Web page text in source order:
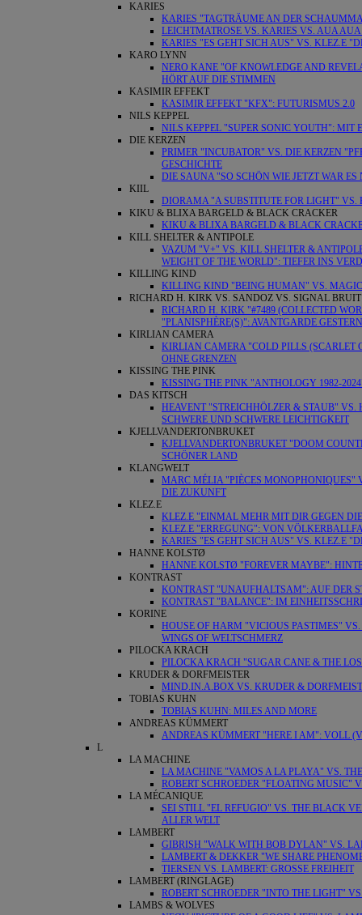
KARIES
KARIES "TAGTRÄUME AN DER
LEICHTMATROSE VS. KARIES VS. AUA
KARIES "ES GEHT SICH AUS" VS. KLEZ.E
KARO LYNN
NERO KANE "OF KNOWLEDGE AND
HÖRT AUF DIE STIMMEN
KASIMIR EFFEKT
KASIMIR EFFEKT "KFX": FUTURISMUS 2.0
NILS KEPPEL
NILS KEPPEL "SUPER SONIC YOUTH": MIT
DIE KERZEN
PRIMER "INCUBATOR" VS. DIE KERZEN
GESCHICHTE
DIE SAUNA "SO SCHÖN WIE JETZT WAR
KIIL
DIORAMA "A SUBSTITUTE FOR LIGHT"
KIKU & BLIXA BARGELD & BLACK CRACKER
KIKU & BLIXA BARGELD & BLACK
KILL SHELTER & ANTIPOLE
VAZUM "V+" VS. KILL SHELTER &
WEIGHT OF THE WORLD": TIEFER INS
KILLING KIND
KILLING KIND "BEING HUMAN" VS. MAGIC
RICHARD H. KIRK VS. SANDOZ VS. SIGNAL BRUIT
RICHARD H. KIRK "#7489 (COLLECTED
"PLANISPHÈRE(S)": AVANTGARDE
KIRLIAN CAMERA
KIRLIAN CAMERA "COLD PILLS (SCARLET
OHNE GRENZEN
KISSING THE PINK
KISSING THE PINK "ANTHOLOGY 1982-
DAS KITSCH
HEAVENT "STREICHHÖLZER & STAUB"
SCHWERE UND SCHWERE LEICHTIGKEIT
KJELLVANDERTONBRUKET
KJELLVANDERTONBRUKET "DOOM
SCHÖNER LAND
KLANGWELT
MARC MÉLIA "PIÈCES MONOPHONIQUES"
DIE ZUKUNFT
KLEZ.E
KLEZ.E "EINMAL MEHR MIT DIR GEGEN
KLEZ.E "ERREGUNG": VON
KARIES "ES GEHT SICH AUS" VS. KLEZ.E
HANNE KOLSTØ
HANNE KOLSTØ "FOREVER MAYBE":
KONTRAST
KONTRAST "UNAUFHALTSAM": AUF DER
KONTRAST "BALANCE": IM
KORINE
HOUSE OF HARM "VICIOUS PASTIMES"
WINGS OF WELTSCHMERZ
PILOCKA KRACH
PILOCKA KRACH "SUGAR CANE & THE
KRUDER & DORFMEISTER
MIND.IN.A.BOX VS. KRUDER &
TOBIAS KUHN
TOBIAS KUHN: MILES AND MORE
ANDREAS KÜMMERT
ANDREAS KÜMMERT "HERE I AM": VOLL
L
LA MACHINE
LA MACHINE "VAMOS A LA PLAYA" VS.
ROBERT SCHROEDER "FLOATING
LA MÉCANIQUE
SEI STILL "EL REFUGIO" VS. THE BLACK
ALLER WELT
LAMBERT
GIBRISH "WALK WITH BOB DYLAN" VS.
LAMBERT & DEKKER "WE SHARE
TIERSEN VS. LAMBERT: GROSSE FREIHEIT
LAMBERT (RINGLAGE)
ROBERT SCHROEDER "INTO THE LIGHT"
LAMBS & WOLVES